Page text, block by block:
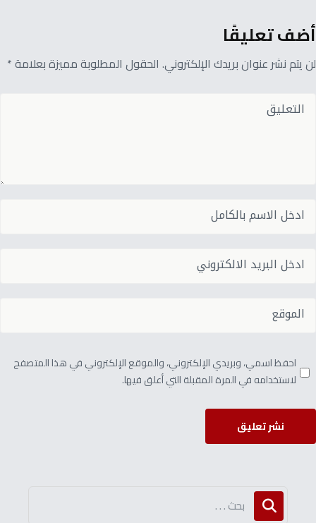
أضف تعليقًا
لن يتم نشر عنوان بريدك الإلكتروني. الحقول المطلوبة مميزة بعلامة *
احفظ اسمي، وبريدي الإلكتروني، والموقع الإلكتروني في هذا المتصفح
لاستخدامه في المرة المقبلة التي أعلق فيها.
نشر تعليق